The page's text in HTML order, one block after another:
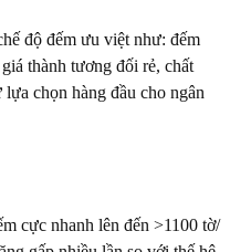
độ đếm ưu việt như: đếm
thành tương đối rẻ, chất
chọn hàng đầu cho ngân
cực nhanh lên đến >1100 tờ/